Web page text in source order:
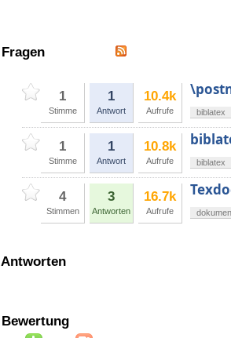
Fragen
1
Stimme
1
Antwort
10.4k
Aufrufe biblatex
1
Stimme
1
Antwort
10.8k
Aufrufe biblatex
4
Stimmen
3
Antworten
16.7k
Aufrufe
Antworten
Bewertung